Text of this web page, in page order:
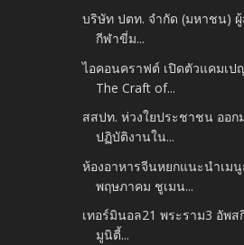
บริษัท ปตท. จำกัด (มหาชน)
กีฬาขี่ม...
ไอคอนคราฟต์ เปิดตัวแคมเปญ
The Craft of...
สสปท. ห่วงใยประชาชน ออก
ปฏิบัติงานใน...
ห้องอาหารจีนหยกแนะนำเม
พฤษภาคม​ ชูเมน...
เทอร์มินอล21 พระราม3 อัพส
มูนิตี้...